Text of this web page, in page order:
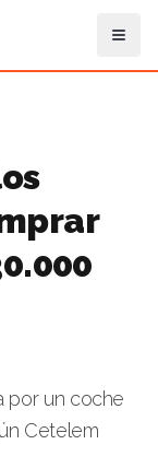
por un coche
Cetelem